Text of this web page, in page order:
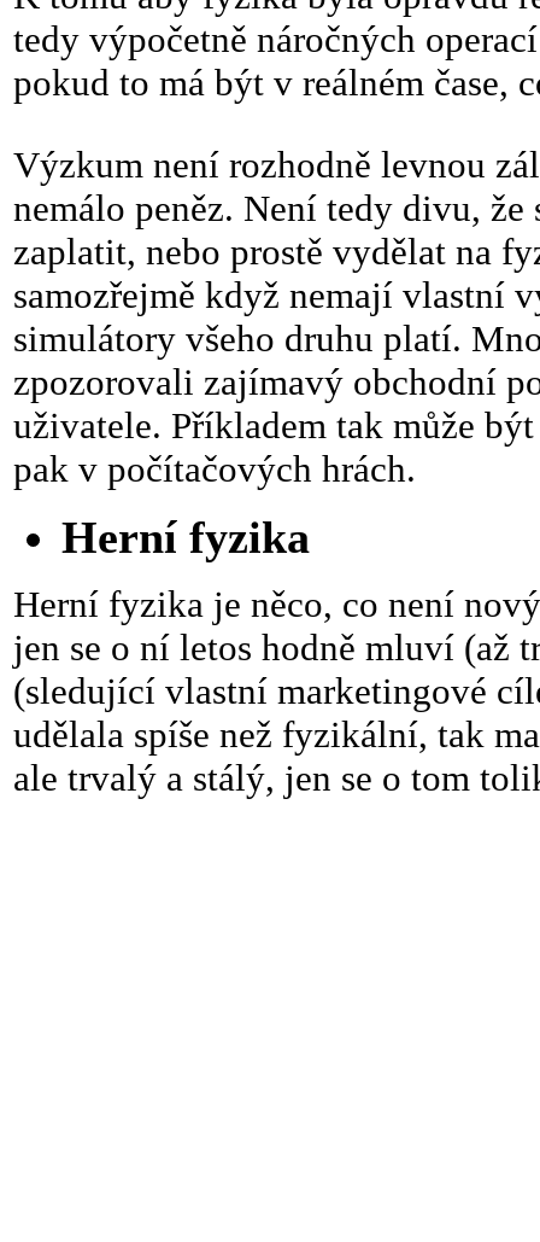
tedy výpočetně náročných
pokud to má být v reálném čase,
Výzkum není rozhodně levnou
nemálo peněz. Není tedy divu,
zaplatit, nebo prostě vydělat na
samozřejmě když nemají vlastní
simulátory všeho druhu platí.
zpozorovali zajímavý obchodní
uživatele. Příkladem tak může
pak v počítačových hrách.
Herní fyzika
Herní fyzika je něco, co není
jen se o ní letos hodně mluví (až
(sledující vlastní marketingové
udělala spíše než fyzikální, tak
ale trvalý a stálý, jen se o tom